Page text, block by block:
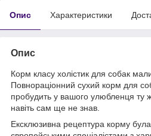
Опис Характеристики
Опис
Корм класу холістик для собак
Повнораціонний сухий корм для
пробудить у вашого улюбленця ту
навіть сам ще не знав.
Ексклюзивна рецептура корму